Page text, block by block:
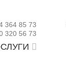
364 85 73
320 56 73